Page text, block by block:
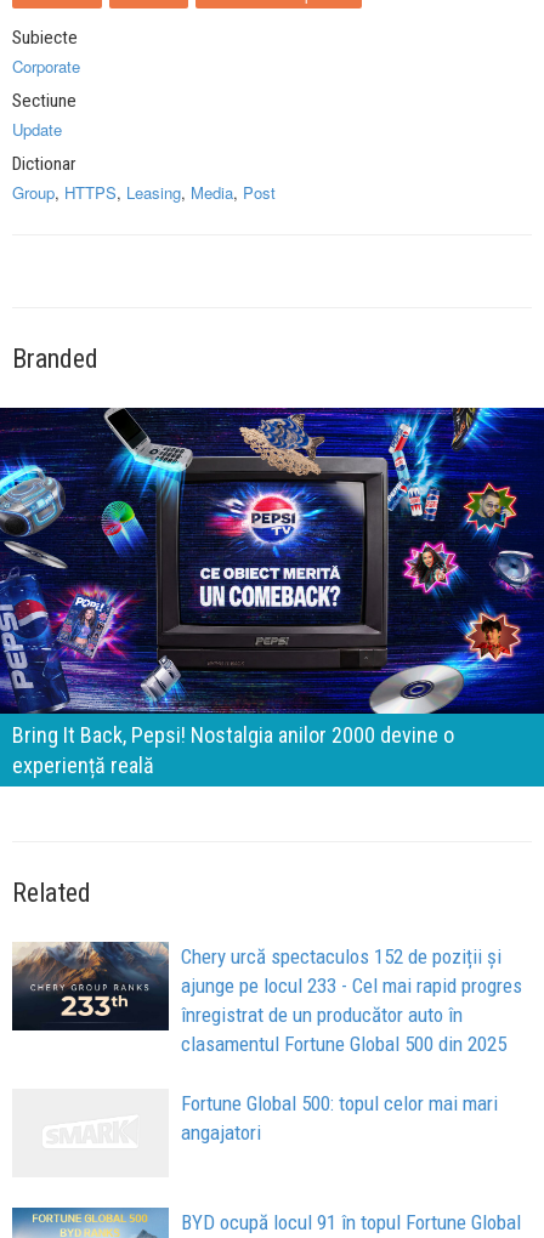
Subiecte
Corporate
Sectiune
Update
Dictionar
Group, HTTPS, Leasing, Media, Post
Branded
Bring It Back, Pepsi! Nostalgia anilor 2000 devine o
experiență reală
Related
Chery urcă spectaculos 152 de poziții și
ajunge pe locul 233 - Cel mai rapid progres
înregistrat de un producător auto în
clasamentul Fortune Global 500 din 2025
Fortune Global 500: topul celor mai mari
angajatori
BYD ocupă locul 91 în topul Fortune Global